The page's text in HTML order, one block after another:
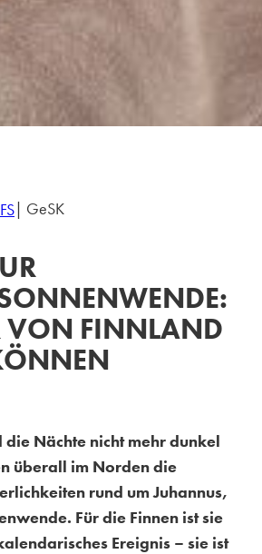
| GeSK
VON FINNLAND
Nächte nicht mehr dunkel
überall im Norden die
rund um Juhannus,
Für die Finnen ist sie
Ereignis – sie ist